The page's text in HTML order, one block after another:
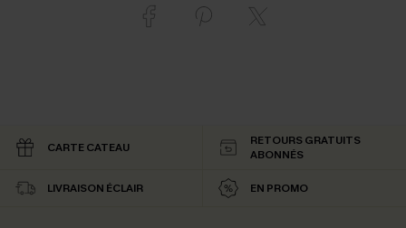
CARTE CATEAU
RETOURS GRATUITS
ABONNÉS
LIVRAISON ÉCLAIR EN PROMO